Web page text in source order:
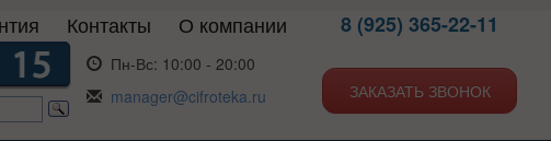
Контакты О компании
Пн-Вс: 10:00 - 20:00
manager@cifroteka.ru
8 (925) 365-22-11
ЗАКАЗАТЬ ЗВОНОК